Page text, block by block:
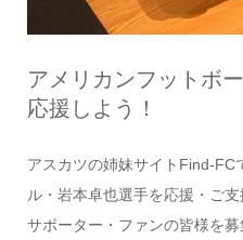
アメリカンフットボ
応援しよう！
アスカツの姉妹サイトFind-FC
ル・岩本卓也選手を応援・ご
サポーター・ファンの皆様を募